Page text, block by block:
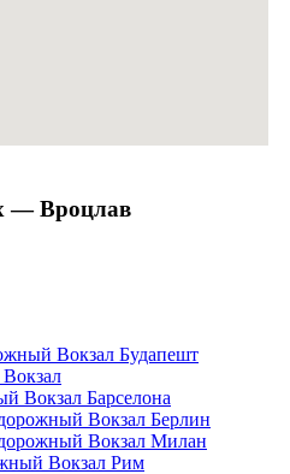
— Вроцлав
Вокзал Будапешт
Вокзал Барселона
Вокзал Берлин
Вокзал Милан
Вокзал Рим